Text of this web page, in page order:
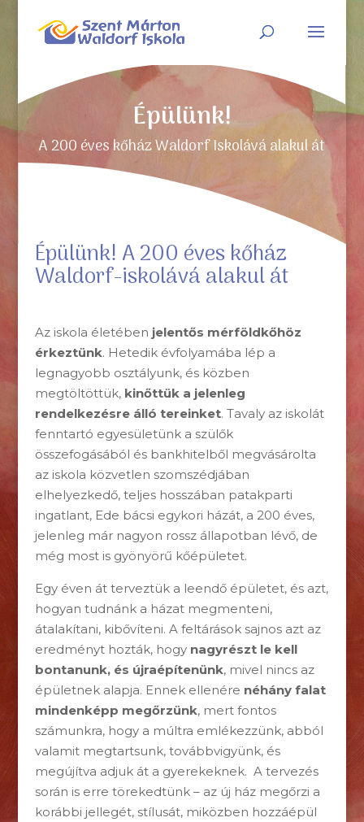
Épülünk!
A 200 éves kőház Waldorf Iskolává alakul át
Épülünk! A 200 éves kőház
Waldorf-iskolává alakul át
Az iskola életében jelentős mérföldkőhöz
érkeztünk. Hetedik évfolyamába lép a
legnagyobb osztályunk, és közben
megtöltöttük, kinőttük a jelenleg
rendelkezésre álló tereinket. Tavaly az iskolát
fenntartó egyesületünk a szülők
összefogásából és bankhitelből megvásárolta
az iskola közvetlen szomszédjában
elhelyezkedő, teljes hosszában patakparti
ingatlant, Ede bácsi egykori házát, a 200 éves,
jelenleg már nagyon rossz állapotban lévő, de
még most is gyönyörű kőépületet.
Egy éven át terveztük a leendő épületet, és azt,
hogyan tudnánk a házat megmenteni,
átalakítani, kibővíteni. A feltárások sajnos azt az
eredményt hozták, hogy nagyrészt le kell
bontanunk, és újraépítenünk, mivel nincs az
épületnek alapja. Ennek ellenére néhány falat
mindenképp megőrzünk, mert fontos
számunkra, hogy a múltra emlékezzünk, abból
valamit megtartsunk, továbbvigyünk, és
megújítva adjuk át a gyerekeknek. A tervezés
során is erre törekedtünk – az új ház megőrzi a
korábbi jellegét, stílusát, miközben hozzáépül